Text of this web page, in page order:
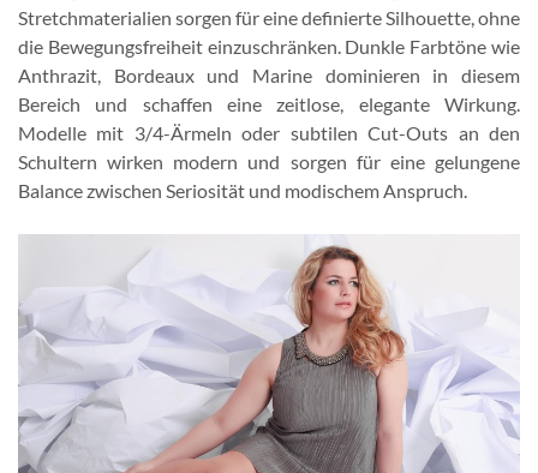
Stretchmaterialien sorgen für eine definierte Silhouette, ohne
die Bewegungsfreiheit einzuschränken. Dunkle Farbtöne wie
Anthrazit, Bordeaux und Marine dominieren in diesem
Bereich und schaffen eine zeitlose, elegante Wirkung.
Modelle mit 3/4-Ärmeln oder subtilen Cut-Outs an den
Schultern wirken modern und sorgen für eine gelungene
Balance zwischen Seriosität und modischem Anspruch.